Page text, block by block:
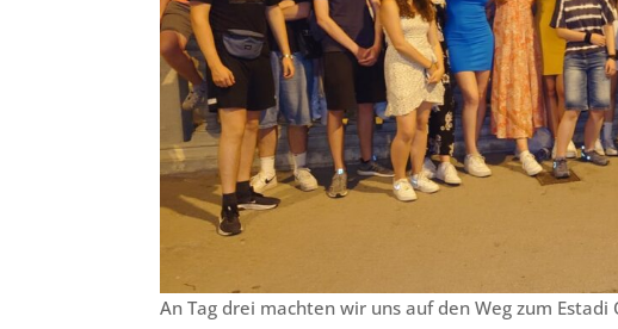
An Tag drei machten wir uns auf den Weg zum